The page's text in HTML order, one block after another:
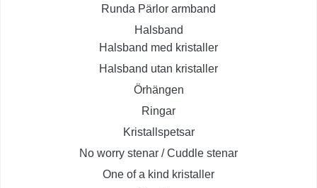
Runda Pärlor armband
Halsband
Halsband med kristaller
Halsband utan kristaller
Örhängen
Ringar
Kristallspetsar
No worry stenar / Cuddle stenar
One of a kind kristaller